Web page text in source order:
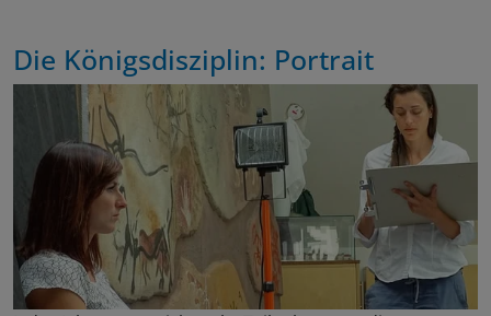
Die Königsdisziplin: Portrait